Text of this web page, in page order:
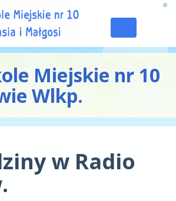
navigation
Miejskie nr 10
Wlkp.
w Radio